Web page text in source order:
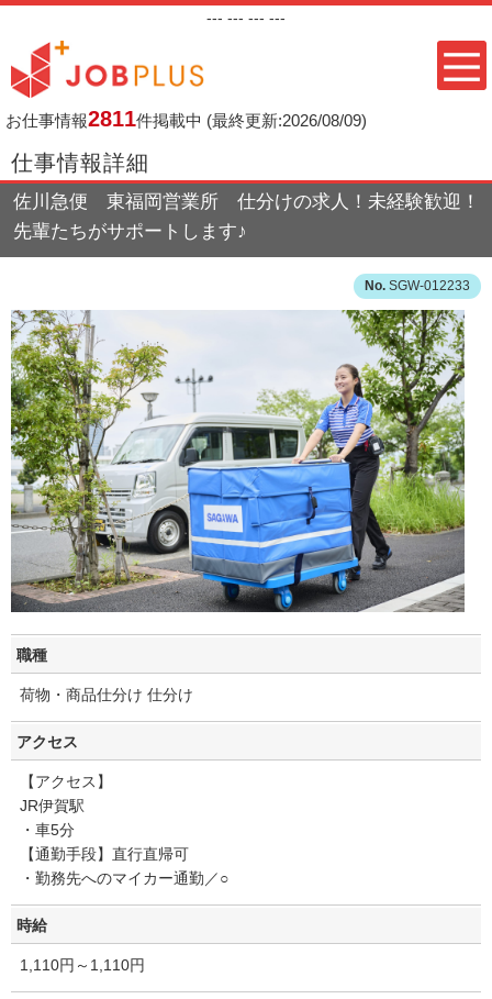
--- --- --- ---
お仕事情報2811件掲載中 (最終更新:2026/08/09)
仕事情報詳細
佐川急便 東福岡営業所 仕分けの求人！未経験歓迎！
先輩たちがサポートします♪
SGW-012233
職種
荷物・商品仕分け 仕分け
アクセス
【アクセス】
JR伊賀駅
・車5分
【通勤手段】直行直帰可
・勤務先へのマイカー通勤／○
時給
1,110円～1,110円